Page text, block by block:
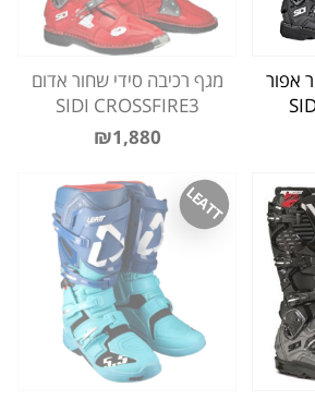
אפור
מגף רכיבה סידי שחור אדום
SIDI CROSSFIRE3
₪1,880
LEATT